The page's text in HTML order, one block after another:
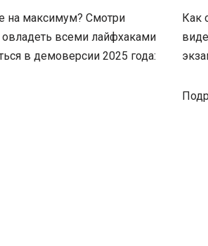
на максимум? Смотри
всеми лайфхаками
в демоверсии 2025 года:
Как